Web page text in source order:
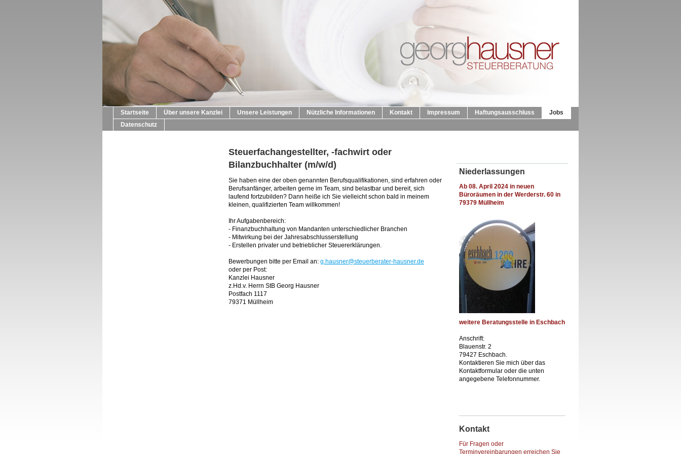
Startseite Über unsere Kanzlei Unsere Leistungen Nützliche Informationen Kontakt Impressum Haftungsausschluss
Jobs
Datenschutz
Steuerfachangestellter, -fachwirt oder
Bilanzbuchhalter (m/w/d)
Sie haben eine der oben genannten Berufsqualifikationen, sind erfahren oder
Berufsanfänger, arbeiten gerne im Team, sind belastbar und bereit, sich
laufend fortzubilden? Dann heiße ich Sie vielleicht schon bald in meinem
kleinen, qualifizierten Team willkommen!
Ihr Aufgabenbereich:
- Finanzbuchhaltung von Mandanten unterschiedlicher Branchen
- Mitwirkung bei der Jahresabschlusserstellung
- Erstellen privater und betrieblicher Steuererklärungen.
Bewerbungen bitte per Email an: g.hausner@steuerberater-hausner.de
oder per Post:
Kanzlei Hausner
z.Hd.v. Herrn StB Georg Hausner
Postfach 1117
79371 Müllheim
Niederlassungen
Ab 08. April 2024 in neuen
Büroräumen in der Werderstr. 60 in
79379 Müllheim
weitere Beratungsstelle in Eschbach
Anschrift:
Blauenstr. 2
79427 Eschbach.
Kontaktieren Sie mich über das
Kontaktformular oder die unten
angegebene Telefonnummer.
Kontakt
Für Fragen oder
Terminvereinbarungen erreichen Sie